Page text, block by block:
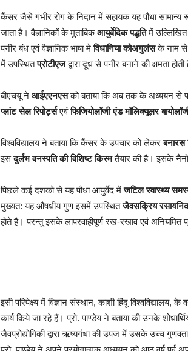
कैंसर जैसे गंभीर रोग के निदान में सहायक यह पौधा सामान्य
जाता है। वैज्ञानिकों के मुताबिकआयुर्वेदिक पद्धतिमें उल्लिखित
पनीर बंध एवं वैज्ञानिक भाषा मेविधानिया कोअगुलंसके नाम से
में उपस्थितप्रोटीएजद्वारा दूध से पनीर बनाने की क्षमता होती
बीएचयू ने आईएएनएसको बताया कि अब तक के अध्ययन से
प्लांट सेल रिपोर्ट्सएवंफिजियोलॉजी एंड मॉलिक्यूलर
विश्वविद्यालय ने बताया कि कैंसर के उपचार को लेकरबनारस
इसदुर्लभ वनस्पति की विशिष्ट किस्मतैयार की है। इसके
पिछले कई दशको से यह पौधा आयुर्वेद मेंजटिल स्वास्थ्य
मुख्यत: यह औषधीय गुण इसमें उपस्थितजैवसक्रिय
होते हैं। परन्तु इसके लापरवाहीपूर्ण रख-रखाव एवं
इसी परिपेक्ष्य में विज्ञान संस्थान, काशी हिंदू विश्वविद्यालय, के
कार्य किये जा रहे हैं। प्रो. पाण्डेय ने बताया की उनके
जैवप्रोद्योगिकी द्वारा ऋष्यगंधा की उपज में उसके उच्च